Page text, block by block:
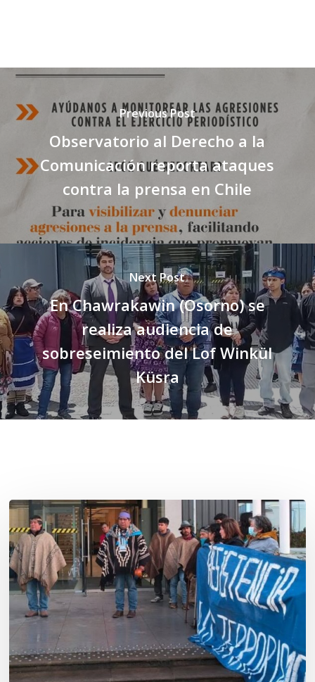
Previous Post
Observatorio al Derecho a la
Comunicación reporta ataques
contra la prensa en Chile
Next Post
En Chawrakawin (Osorno) se
realiza audiencia de
sobreseimiento del Lof Winkül
Küsra
Osorno:
Lof
Winkul
Kusra
busca
ejercer
su
derecho